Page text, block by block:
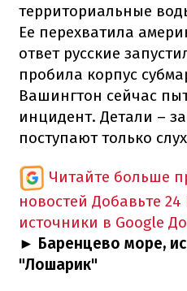
территориальные
Ее перехватила
ответ русские
пробила корпус
Вашингтон сейчас
инцидент. Детали –
поступают только
Читайте больше
новостей Добавьте
источники в Google
► Баренцево море,
"Лошарик"